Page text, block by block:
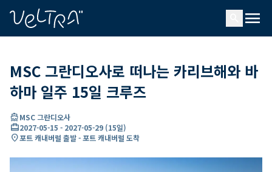
menu
MSC 그란디오사로 떠나는 카리브해와 바
하마 일주 15일 크루즈
directions_boatMSC 그란디오사
card_travel2027-05-15 - 2027-05-29 (15일)
location_on포트 캐내버럴 출발 - 포트 캐내버럴 도착